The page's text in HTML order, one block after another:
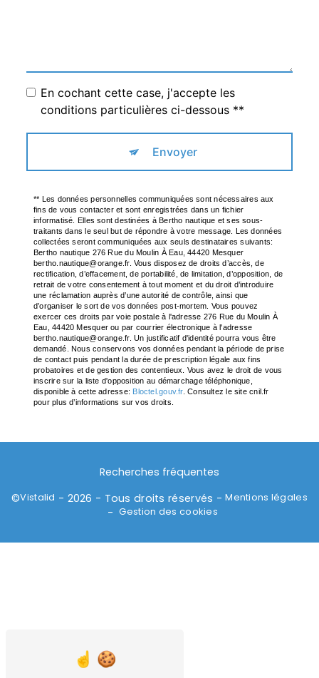
En cochant cette case, j'accepte les
conditions particulières ci-dessous **
Envoyer
** Les données personnelles communiquées sont nécessaires aux
fins de vous contacter et sont enregistrées dans un fichier
informatisé. Elles sont destinées à Bertho nautique et ses sous-
traitants dans le seul but de répondre à votre message. Les données
collectées seront communiquées aux seuls destinataires suivants:
Bertho nautique 276 Rue du Moulin À Eau, 44420 Mesquer
bertho.nautique@orange.fr. Vous disposez de droits d’accès, de
rectification, d’effacement, de portabilité, de limitation, d’opposition, de
retrait de votre consentement à tout moment et du droit d’introduire
une réclamation auprès d’une autorité de contrôle, ainsi que
d’organiser le sort de vos données post-mortem. Vous pouvez
exercer ces droits par voie postale à l'adresse 276 Rue du Moulin À
Eau, 44420 Mesquer ou par courrier électronique à l'adresse
bertho.nautique@orange.fr. Un justificatif d'identité pourra vous être
demandé. Nous conservons vos données pendant la période de prise
de contact puis pendant la durée de prescription légale aux fins
probatoires et de gestion des contentieux. Vous avez le droit de vous
inscrire sur la liste d'opposition au démarchage téléphonique,
disponible à cette adresse:
Bloctel.gouv.fr. Consultez le site cnil.fr
pour plus d’informations sur vos droits.
Recherches fréquentes
©Vistalid - 2026 - Tous droits réservés -Mentions légales
-Gestion des cookies